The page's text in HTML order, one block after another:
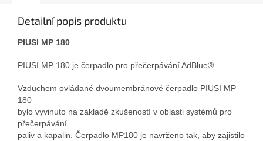
Detailní popis produktu
PIUSI MP 180
PIUSI MP 180 je čerpadlo pro přečerpávání AdBlue®.
Vzduchem ovládané dvoumembránové čerpadlo PIUSI MP
180
bylo vyvinuto na základě zkušeností v oblasti systémů pro
přečerpávání
paliv a kapalin. Čerpadlo MP180 je navrženo tak, aby zajistilo